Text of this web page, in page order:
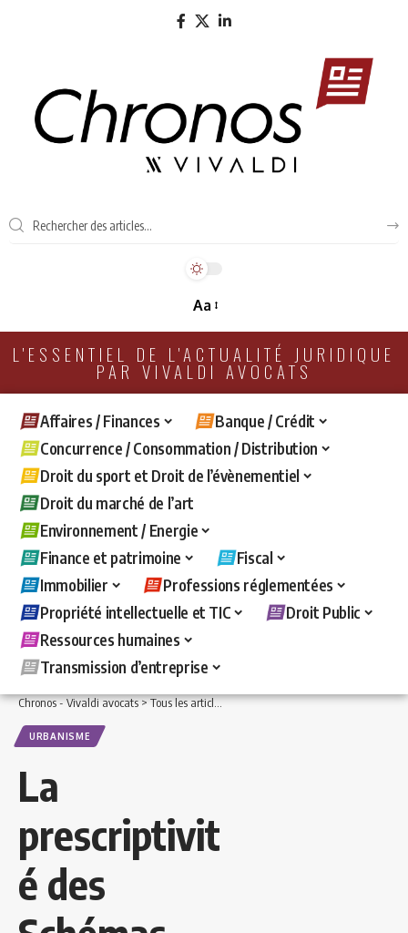
Aa
L'ESSENTIEL DE L'ACTUALITÉ JURIDIQUE
PAR VIVALDI AVOCATS
Affaires / Finances
Banque / Crédit
Concurrence / Consommation / Distribution
Droit du sport et Droit de l’évènementiel
Droit du marché de l’art
Environnement / Energie
Finance et patrimoine
Fiscal
Immobilier
Professions réglementées
Propriété intellectuelle et TIC
Droit Public
Ressources humaines
Transmission d’entreprise
Chronos - Vivaldi avocats>Tous les articles >Droit Public>Urbanisme>La
URBANISME
La
prescriptivit
é des